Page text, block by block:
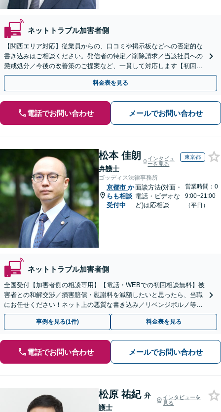
ネットトラブル加害者側
【関西エリア対応】従業員からの、口コミや掲示板などへの否定的な
書き込みはご相談ください。発信者の特定／削除請求／当該社員への
懲戒処分／今後の改善策のご提案など、一貫して対応します【初回相
談30分無料】書き込みを行わせない職場環境整備にも注力
料金表を見る
電話でお問い合わせ メールでお問い合わせ
松本 佳朗
弁護士
インタビュ
ーを見る
東京都
ゴッディス法律事務所
京都市 か
らも相談
受付中
面談方法(対面・
電話・ビデオな
ど)は応相談
営業時間：0
9:00~21:00
（平日）
ネットトラブル加害者側
全国受付【加害者側の相談専用】【電話・WEBでの初回相談無料】被
害者との和解交渉／損害賠償・慰謝料を減額したいと思ったら、当職
にお任せください！ネット上の悪質な書き込み／リベンジポルノ等、
代表弁護士が最後まで対応【関東エリア以外の相談も可】
事例を見る(1件) 料金表を見る
電話でお問い合わせ メールでお問い合わせ
松原 祐紀 弁
護士
インタビューを
見る